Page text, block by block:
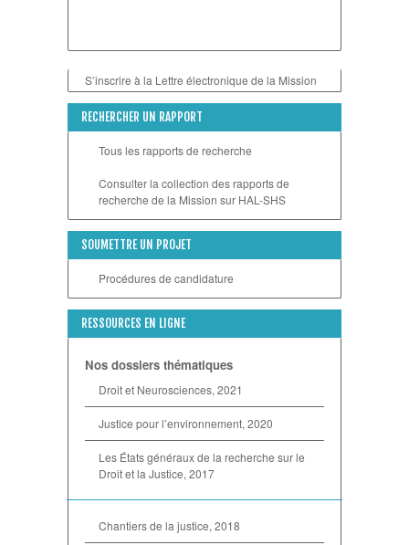
S’inscrire à la Lettre électronique de la Mission
RECHERCHER UN RAPPORT
Tous les rapports de recherche
Consulter la collection des rapports de
recherche de la Mission sur HAL-SHS
SOUMETTRE UN PROJET
Procédures de candidature
RESSOURCES EN LIGNE
Nos dossiers thématiques
Droit et Neurosciences, 2021
Justice pour l’environnement, 2020
Les États généraux de la recherche sur le
Droit et la Justice, 2017
Chantiers de la justice, 2018